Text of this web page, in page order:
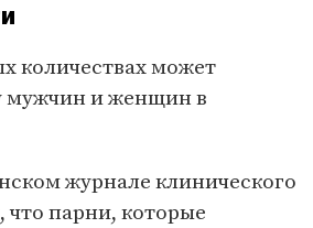
количествах может
мужчин и женщин в
журнале клинического
что парни, которые